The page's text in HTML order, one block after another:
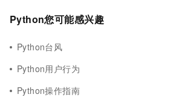
Python您可能感兴趣
Python台风
Python用户行为
Python操作指南